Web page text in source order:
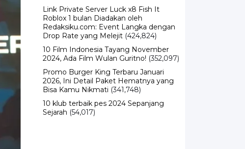
Redaksiku.com: Event Langka dengan
Drop Rate yang Melejit (424,824)
10 Film Indonesia Tayang November
Promo Burger King Terbaru Januari
Bisa Kamu Nikmati
(341,748)
10 klub terbaik pes 2024 Sepanjang